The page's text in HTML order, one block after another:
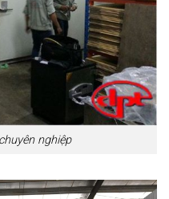
nghiệp